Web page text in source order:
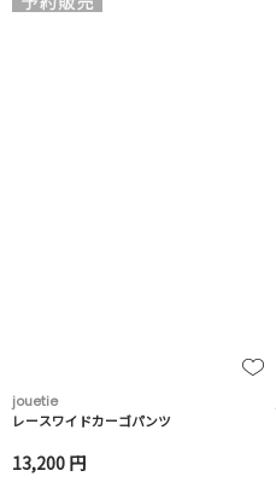
jouetie
レースワイドカーゴパンツ
13,200 円